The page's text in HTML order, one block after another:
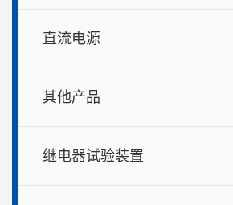
直流电源
其他产品
继电器试验装置